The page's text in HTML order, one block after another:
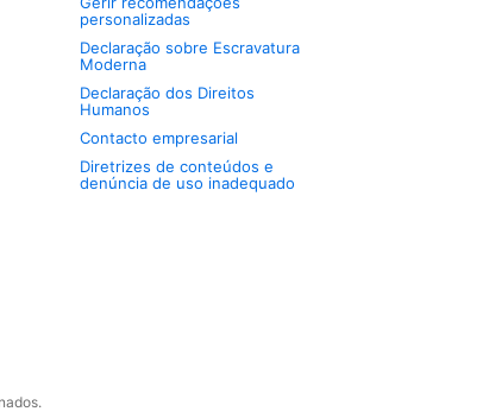
personalizadas
Declaração sobre Escravatura
Moderna
Declaração dos Direitos
Humanos
Contacto empresarial
Diretrizes de conteúdos e
denúncia de uso inadequado